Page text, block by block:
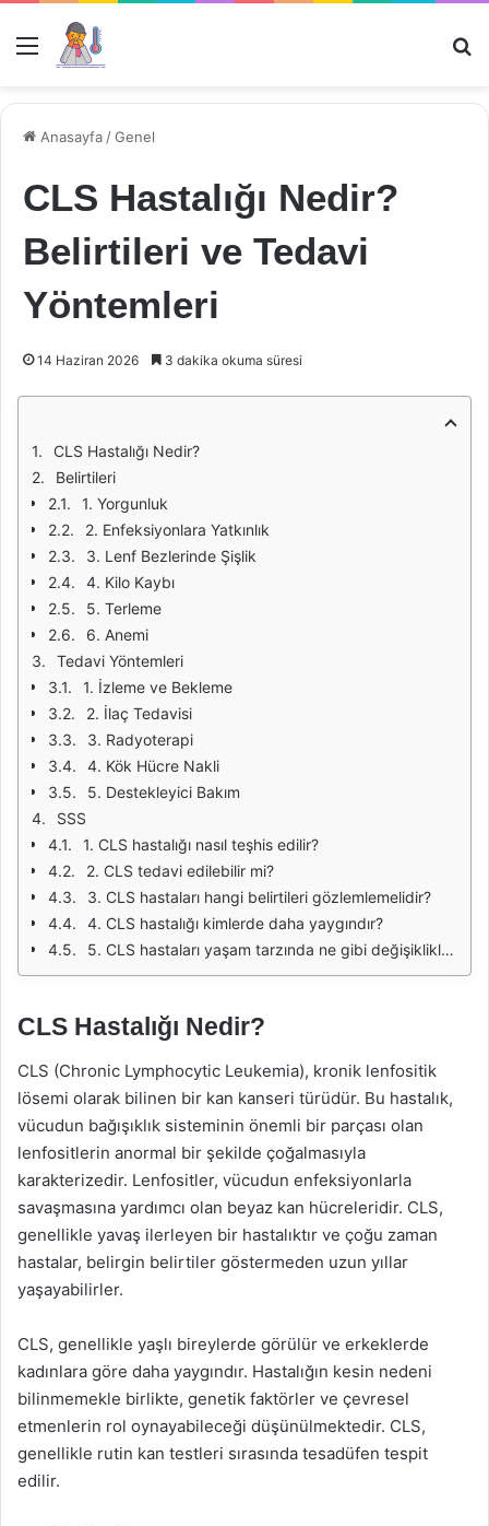
Menü
Anasayfa /Genel
CLS Hastalığı Nedir?
Belirtileri ve Tedavi
Yöntemleri
14 Haziran 2026 3 dakika okuma süresi
CLS Hastalığı Nedir?
Belirtileri
1. Yorgunluk
2. Enfeksiyonlara Yatkınlık
3. Lenf Bezlerinde Şişlik
4. Kilo Kaybı
5. Terleme
6. Anemi
Tedavi Yöntemleri
1. İzleme ve Bekleme
2. İlaç Tedavisi
3. Radyoterapi
4. Kök Hücre Nakli
5. Destekleyici Bakım
SSS
1. CLS hastalığı nasıl teşhis edilir?
2. CLS tedavi edilebilir mi?
3. CLS hastaları hangi belirtileri gözlemlemelidir?
4. CLS hastalığı kimlerde daha yaygındır?
5. CLS hastaları yaşam tarzında ne gibi değişiklikler yapmalıdır?
CLS Hastalığı Nedir?
CLS (Chronic Lymphocytic Leukemia), kronik lenfositik
lösemi olarak bilinen bir kan kanseri türüdür. Bu hastalık,
vücudun bağışıklık sisteminin önemli bir parçası olan
lenfositlerin anormal bir şekilde çoğalmasıyla
karakterizedir. Lenfositler, vücudun enfeksiyonlarla
savaşmasına yardımcı olan beyaz kan hücreleridir. CLS,
genellikle yavaş ilerleyen bir hastalıktır ve çoğu zaman
hastalar, belirgin belirtiler göstermeden uzun yıllar
yaşayabilirler.
CLS, genellikle yaşlı bireylerde görülür ve erkeklerde
kadınlara göre daha yaygındır. Hastalığın kesin nedeni
bilinmemekle birlikte, genetik faktörler ve çevresel
etmenlerin rol oynayabileceği düşünülmektedir. CLS,
genellikle rutin kan testleri sırasında tesadüfen tespit
edilir.